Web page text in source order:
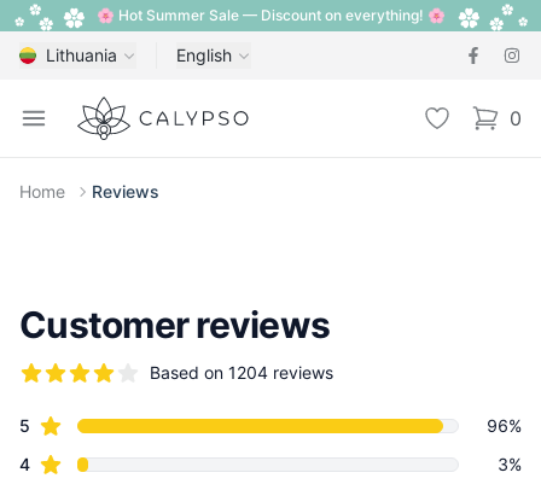
🌸 Hot Summer Sale — Discount on everything! 🌸
Lithuania English
Open menu
Calypso Wishlist 0
items
Home Reviews
Customer reviews
Based on 1204 reviews
Review data
5 star reviews
96%
4star reviews
3%